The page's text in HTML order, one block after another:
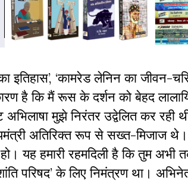
‘कामरेड लेनिन का जीवन-
है कि मैं रूस के दर्शन को बेहद
मुझे निरंतर उद्वेलित कर रही
अतिरिक्त रूप से सख्त-मिजाज
यह हमारी रहमदिली है कि तुम अभी
परिषद’ के लिए निमंत्रण था।